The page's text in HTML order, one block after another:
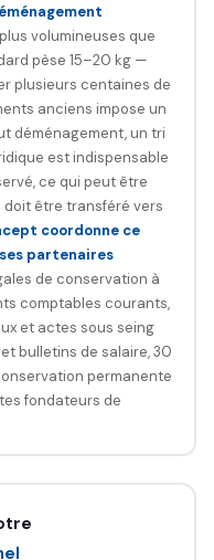
volumineuses que
pèse 15–20 kg —
plusieurs centaines de
anciens impose un
déménagement, un tri
est indispensable
ce qui peut être
être transféré vers
coordonne ce
partenaires
de conservation à
comptables courants,
et actes sous seing
bulletins de salaire, 30
permanente
fondateurs de